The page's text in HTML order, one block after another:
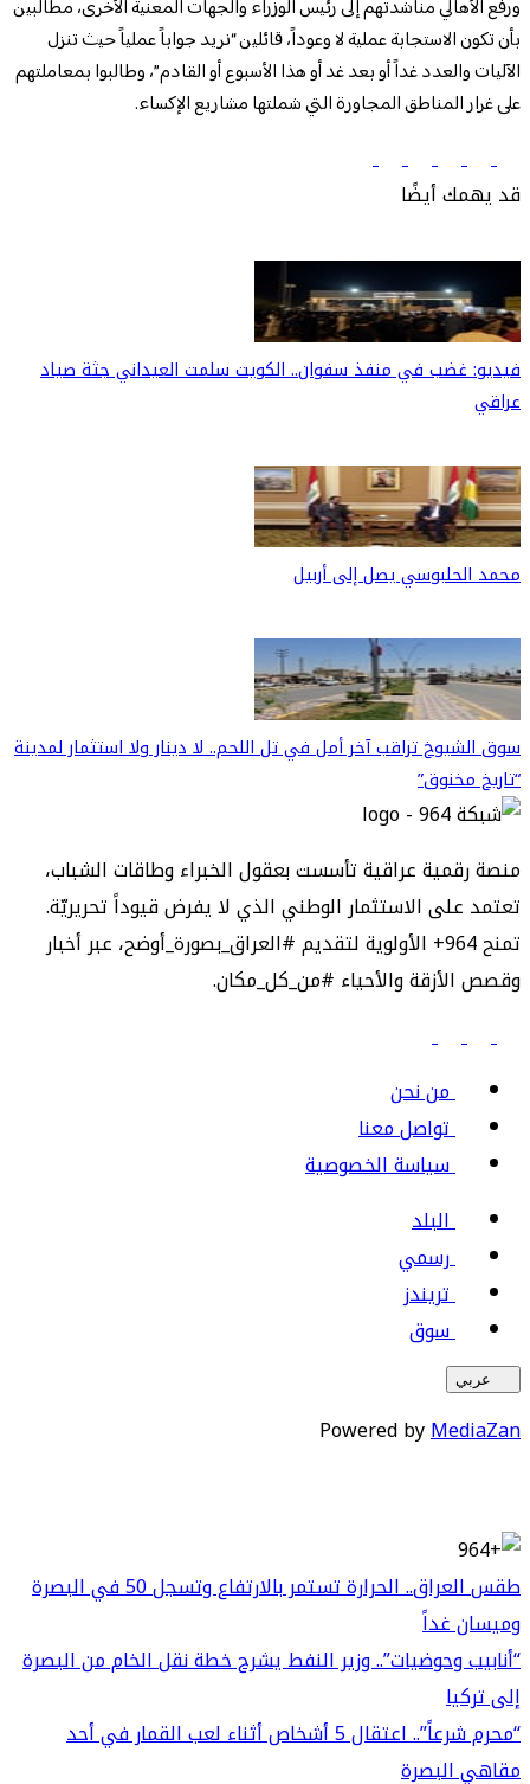
ورفع الأهالي مناشدتهم إلى رئيس الوزراء والجهات المعنية الأخرى، مطالبين
بأن تكون الاستجابة عملية لا وعوداً، قائلين “نريد جواباً عملياً حيث تنزل
الآليات والعدد غداً أو بعد غد أو هذا الأسبوع أو القادم”، وطالبوا بمعاملتهم
على غرار المناطق المجاورة التي شملتها مشاريع الإكساء.
قد يهمك أيضًا
فيديو: غضب في منفذ سفوان.. الكويت سلمت العيداني جثة صياد
عراقي
محمد الحلبوسي يصل إلى أربيل
سوق الشيوخ تراقب آخر أمل في تل اللحم.. لا دينار ولا استثمار لمدينة
“تاريخ مخنوق”
منصة رقمية عراقية تأسست بعقول الخبراء وطاقات الشباب،
تعتمد على الاستثمار الوطني الذي لا يفرض قيوداً تحريريّة.
تمنح 964+ الأولوية لتقديم #العراق_بصورة_أوضح، عبر أخبار
وقصص الأزقة والأحياء #من_كل_مكان.
من نحن
تواصل معنا
سياسة الخصوصية
البلد
رسمي
تريندز
سوق
عربي
Powered byMediaZan
طقس العراق.. الحرارة تستمر بالارتفاع وتسجل 50 في البصرة
وميسان غداً
“أنابيب وحوضيات”.. وزير النفط يشرح خطة نقل الخام من البصرة
إلى تركيا
“محرم شرعاً”.. اعتقال 5 أشخاص أثناء لعب القمار في أحد
مقاهي البصرة